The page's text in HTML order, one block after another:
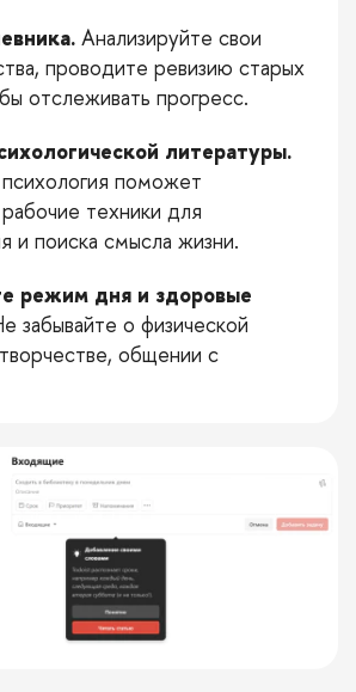
Анализируйте свои
проводите ревизию старых
отслеживать прогресс.
литературы.
поможет
техники для
и поиска смысла жизни.
режим дня и здоровые
забывайте о физической
общении с